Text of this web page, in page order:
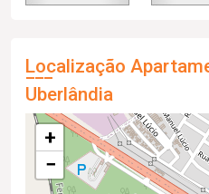
Localização
Uberlândia
+
−